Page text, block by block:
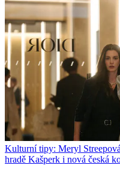
Kulturní tipy: Meryl
hradě Kašperk i nová česká